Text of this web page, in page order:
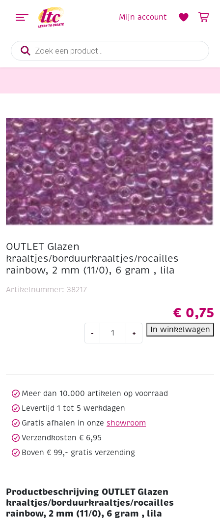
Producten
zoeken
Mijn account
OUTLET Glazen
kraaltjes/borduurkraaltjes/rocailles
rainbow, 2 mm (11/0), 6 gram , lila
€ 0,75
-
(11/0),
,
lila
+ In winkelwagen
Artikelnummer: 38217
Meer dan 10.000 artikelen op voorraad
Levertijd 1 tot 5 werkdagen
Gratis afhalen in onze showroom
Verzendkosten € 6,95
Boven € 99,- gratis verzending
Productbeschrijving OUTLET Glazen
kraaltjes/borduurkraaltjes/rocailles
rainbow, 2 mm (11/0), 6 gram , lila